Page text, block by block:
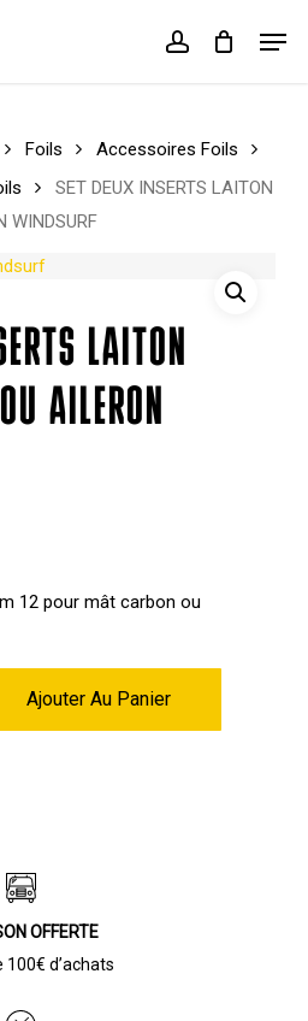
accountClose
Foils
Accessoires Foils
SET DEUX INSERTS LAITON
WINDSURF
LAITON
AILERON
12 pour mât carbon ou
Ajouter Au Panier
OFFERTE
100€ d’achats